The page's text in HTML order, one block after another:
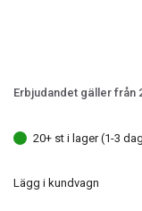
Erbjudandet gäller från
20+ st i lager (1-3
Lägg i kundvagn